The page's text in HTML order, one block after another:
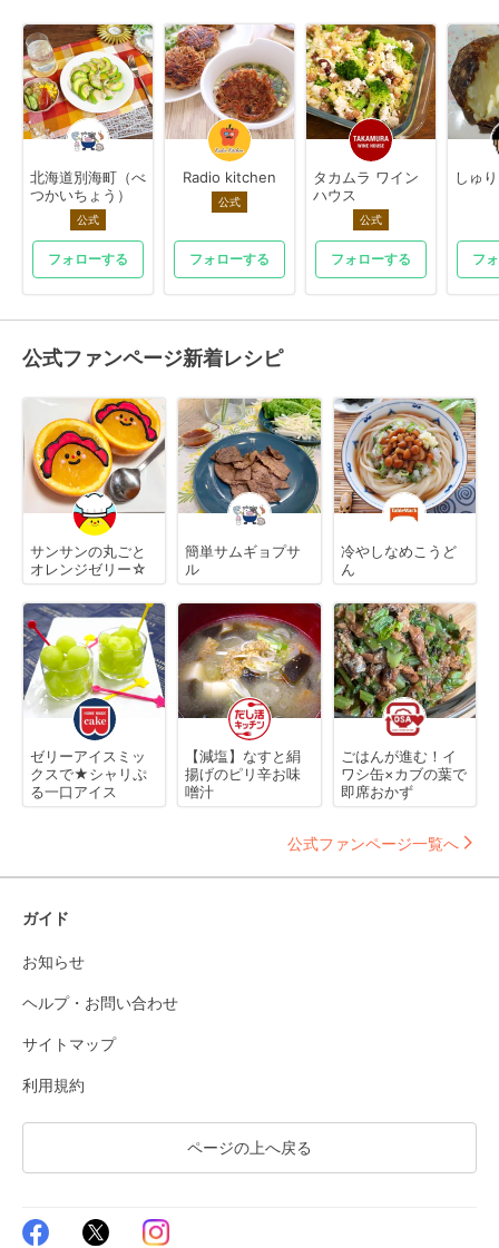
北海道別海町（べ
つかいちょう）
公式
フォローする
Radio kitchen
公式
フォローする
タカムラ ワイン
ハウス
公式
フォローする
しゅ
フ
公式ファンページ新着レシピ
サンサンの丸ごと
オレンジゼリー☆
簡単サムギョプサ
ル
冷やしなめこうど
ん
ゼリーアイスミッ
クスで★シャリぷ
る一口アイス
【減塩】なすと絹
揚げのピリ辛お味
噌汁
ごはんが進む！イ
ワシ缶×カブの葉で
即席おかず
公式ファンページ一覧へ
ガイド
お知らせ
ヘルプ・お問い合わせ
サイトマップ
利用規約
ページの上へ戻る